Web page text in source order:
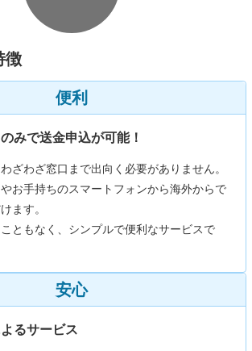
徴
便利
みで送金申込が可能！
ざわざ窓口まで出向く必要がありません。
お手持ちのスマートフォンから海外からで
ます。
ともなく、シンプルで便利なサービスで
安心
るサービス